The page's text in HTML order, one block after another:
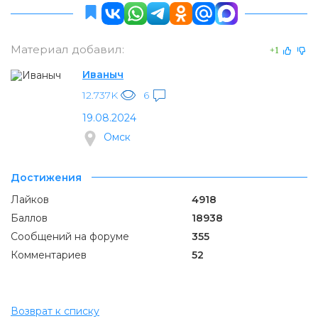
Материал добавил: +1
Иваныч
12.737K
6
19.08.2024
Омск
Достижения
Лайков
4918
Баллов
18938
Сообщений на форуме
355
Комментариев
52
Возврат к списку